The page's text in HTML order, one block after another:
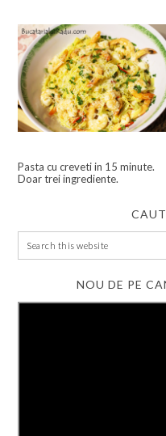
Pasta cu creveti in 15 minute.
Doar trei ingrediente.
NOU DE PE